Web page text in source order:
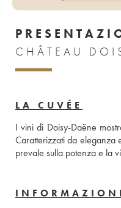
CHÂTEAU
LA CUVÉE
I vini di Doisy-Daëne
Caratterizzati da eleganza
prevale sulla potenza e la